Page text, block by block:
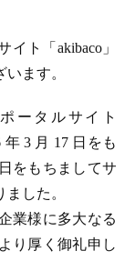
ト「akibaco」
ます。
ータルサイト
年 3 月 17 日をも
をもちましてサ
した。
業様に多大なる
り厚く御礼申し